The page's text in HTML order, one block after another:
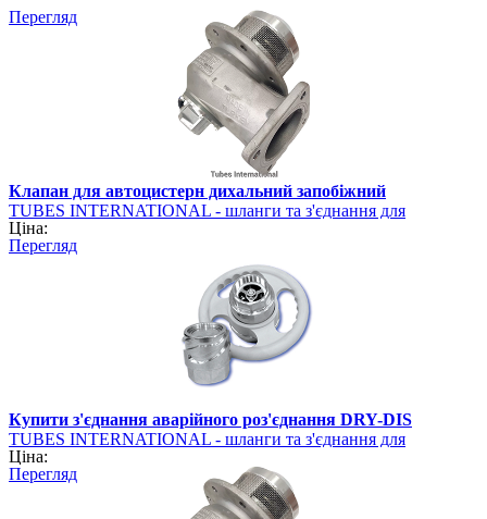
Перегляд
Клапан для автоцистерн дихальний запобіжний
TUBES INTERNATIONAL - шланги та з'єднання для
промисловості
Ціна:
Перегляд
Купити з'єднання аварійного роз'єднання DRY-DIS
TUBES INTERNATIONAL - шланги та з'єднання для
промисловості
Ціна:
Перегляд